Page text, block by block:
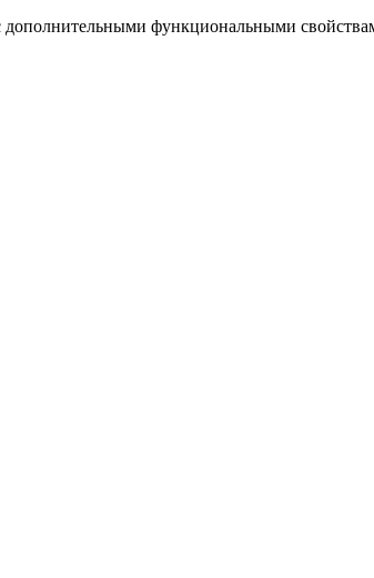
функциональными